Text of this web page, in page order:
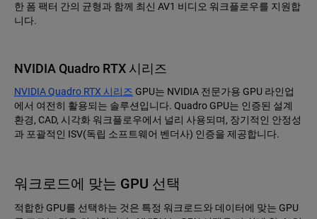
한 폼 팩터 간의 균형과 함께 최신 AV1 비디오 워크플로우를 지원합
니다.
NVIDIA Quadro RTX 시리즈
NVIDIA Quadro RTX 시리즈 GPU는 NVIDIA 전문가용 GPU 라인업
에서 여전히 활용되는 솔루션입니다. Quadro GPU는 인증된 설계
환경, CAD, 시각화 워크플로우에서 널리 사용되며, 장기적인 안정성
과 포괄적인 ISV(독립 소프트웨어 벤더사) 인증을 제공합니다.
워크로드에 맞는 GPU 선택
적합한 GPU를 선택하는 것은 특정 워크로드와 데이터에 맞는 GPU